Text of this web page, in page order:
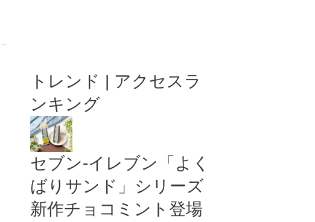
トレンド | アクセスラ
ンキング
セブン‐イレブン「よく
ばりサンド」シリーズ
新作チョコミント登場